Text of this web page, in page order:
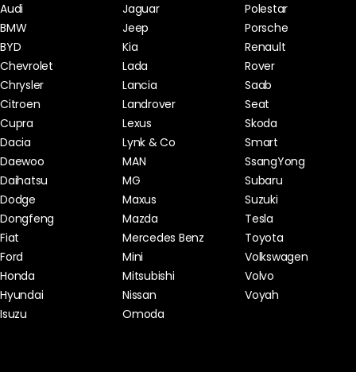
Audi
BMW
BYD
Chevrolet
Chrysler
Citroen
Cupra
Dacia
Daewoo
Daihatsu
Dodge
Dongfeng
Fiat
Ford
Honda
Hyundai
Isuzu
Jaguar
Jeep
Kia
Lada
Lancia
Landrover
Lexus
Lynk & Co
MAN
MG
Maxus
Mazda
Mercedes Benz
Mini
Mitsubishi
Nissan
Omoda
Polestar
Porsche
Renault
Rover
Saab
Seat
Skoda
Smart
SsangYong
Subaru
Suzuki
Tesla
Toyota
Volkswagen
Volvo
Voyah